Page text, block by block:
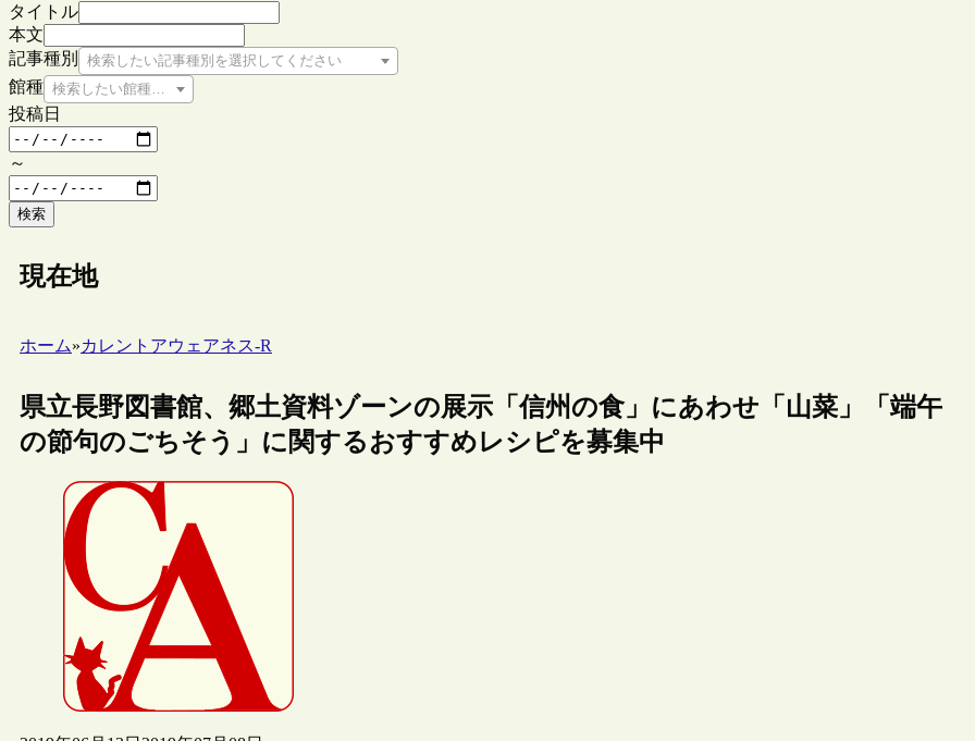
タイトル
本文
記事種別
検索したい記事種別を選択してください
館種 検索したい館種を選択してください
投稿日
～
検索
現在地
ホーム»カレントアウェアネス-R
県立長野図書館、郷土資料ゾーンの展示「信州の食」にあわせ「山菜」「端午
の節句のごちそう」に関するおすすめレシピを募集中